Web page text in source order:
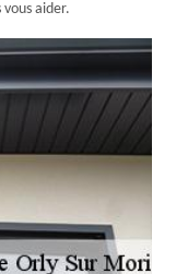
vous aider.